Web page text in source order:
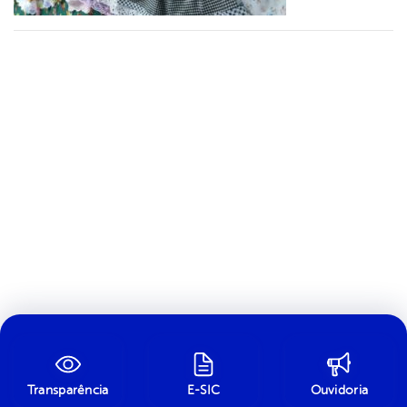
Transparência E-SIC Ouvidoria